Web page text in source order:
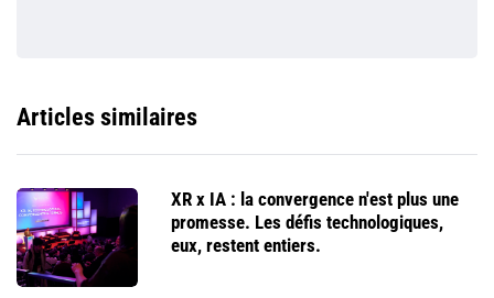
Articles similaires
XR x IA : la convergence n'est plus une
promesse. Les défis technologiques,
eux, restent entiers.